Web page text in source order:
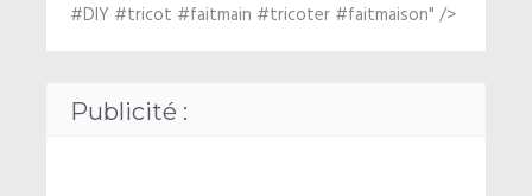
#DIY #tricot #faitmain #tricoter #faitmaison" />
Publicité :